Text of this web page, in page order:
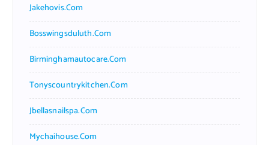
Jakehovis.com
Bosswingsduluth.com
Birminghamautocare.com
Tonyscountrykitchen.com
Jbellasnailspa.com
Mychaihouse.com